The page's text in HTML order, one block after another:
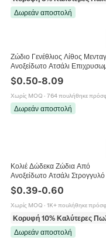
Δωρεάν αποστολή
Ζώδιο Γενέθλιος Λίθος
Ανοξείδωτο Ατσάλι
Πολύχρωμοι Πολύτιμοι Λίθοι
Κατασκευή Κοσμημάτων
$0.50-8.09
Χωρίς MOQ · 764 πουλήθηκε
Δωρεάν αποστολή
Κολιέ Δώδεκα Ζώδια Από
Ανοξείδωτο Ατσάλι
Μενταγιόν Μινιμαλιστικό
Κόσμημα Για Γυναίκες
$0.39-0.60
Χωρίς MOQ · 1K+ πουλήθηκε
Κορυφή 10% Καλύτερες
Δωρεάν αποστολή